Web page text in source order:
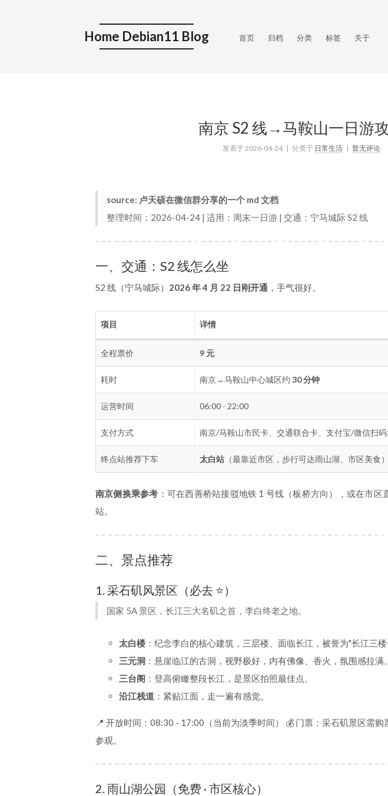
Home Debian11 Blog 首页 归档 分类 标签 关于
南京 S2 线→马鞍山一日游
发表于2026-04-24 | 分类于 日常生活 | 暂无评论
source: 卢天硕在微信群分享的一个 md 文档
整理时间：2026-04-24 | 适用：周末一日游 | 交通：宁马城际 S2 线
一、交通：S2 线怎么坐
S2 线（宁马城际） 2026 年 4 月 22 日刚开通 ，手气很好。
项目 详情
全程票价 9 元
耗时 南京→马鞍山中心城区约 30 分钟
运营时间 06:00 - 22:00
支付方式 南京/马鞍山市民卡、交通联合卡、支付宝/微信扫
终点站推荐下车 太白站 （最靠近市区，步行可达雨山湖、市区美食）
南京侧换乘参考 ：可在西善桥站接驳地铁 1 号线（板桥方向），或在市区
站。
二、景点推荐
1. 采石矶风景区（必去 ⭐）
国家 5A 景区，长江三大名矶之首，李白终老之地。
太白楼 ：纪念李白的核心建筑，三层楼、面临长江，被誉为"长江三
三元洞 ：悬崖临江的古洞，视野极好，内有佛像、香火，氛围感拉满。
三台阁 ：登高俯瞰整段长江，是景区拍照最佳点。
沿江栈道 ：紧贴江面，走一遍有感觉。
📍 开放时间：08:30 - 17:00（当前为淡季时间） 💰 门票：采石矶景区需
参观。
2. 雨山湖公园（免费 · 市区核心）